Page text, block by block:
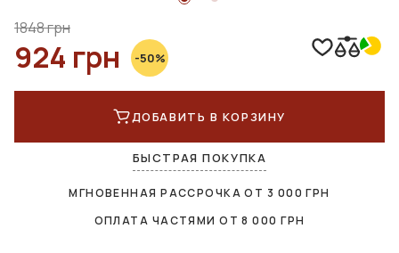
1848 грн
924 грн -50%
ДОБАВИТЬ В КОРЗИНУ
БЫСТРАЯ ПОКУПКА
МГНОВЕННАЯ РАССРОЧКА ОТ 3 000 ГРН
ОПЛАТА ЧАСТЯМИ ОТ8 000 ГРН